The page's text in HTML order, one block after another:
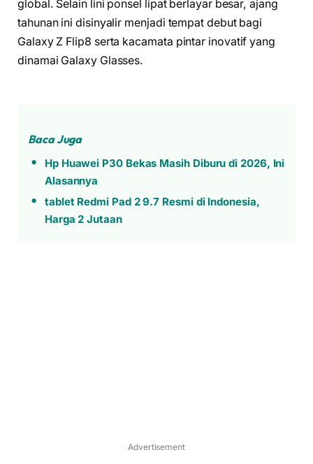
global. Selain lini ponsel lipat berlayar besar, ajang
tahunan ini disinyalir menjadi tempat debut bagi
Galaxy Z Flip8 serta kacamata pintar inovatif yang
dinamai Galaxy Glasses.
Baca Juga
Hp Huawei P30 Bekas Masih Diburu di 2026, Ini
Alasannya
tablet Redmi Pad 2 9.7 Resmi di Indonesia,
Harga 2 Jutaan
Advertisement